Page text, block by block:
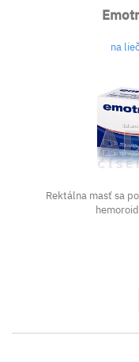
na
Rektálna masť sa